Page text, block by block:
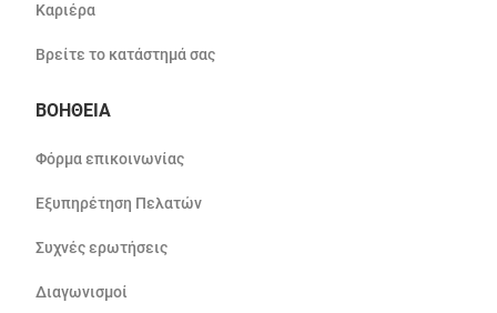
Καριέρα
Βρείτε το κατάστημά σας
ΒΟΗΘΕΙΑ
Φόρμα επικοινωνίας
Εξυπηρέτηση Πελατών
Συχνές ερωτήσεις
Διαγωνισμοί